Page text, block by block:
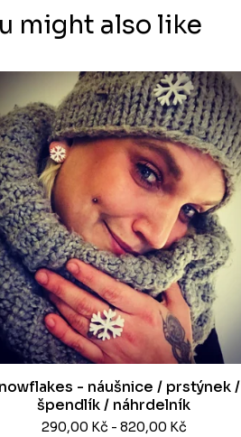
might also like
- náušnice / prstýnek /
špendlík / náhrdelník
290,00 Kč - 820,00 Kč